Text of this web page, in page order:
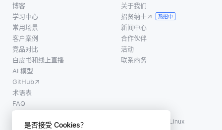
是否接受 Cookies？
博客
学习中心
常用场景
客户案例
竞品对比
白皮书和线上直播
AI 模型
GitHub
术语表
FAQ
关于我们
招贤纳士
热招中
新闻中心
合作伙伴
活动
联系商务
使用条款
LF AI、LF AI & Data、Milvus，以及相关的开源项目名称为 Linux